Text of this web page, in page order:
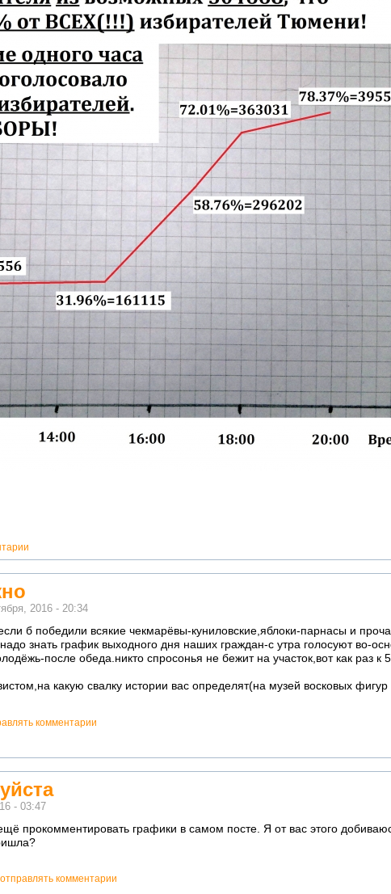
2016 - 20:34
б победили всякие чекмарёвы-куниловские,яблоки-парнасы и
знать график выходного дня наших граждан-с утра голосуют во-
после обеда.никто спросонья не бежит на участок,вот как раз к
какую свалку истории вас определят(на музей восковых фигур
комментарии
- 03:47
прокомментировать графики в самом посте. Я от вас этого
комментарии